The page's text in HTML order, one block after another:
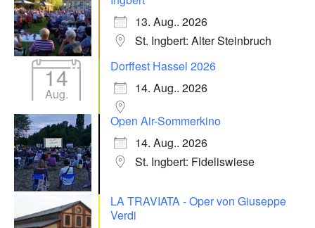
13. Aug.. 2026
St. Ingbert: Alter Steinbruch
14
Aug.
Dorffest Hassel 2026
14. Aug.. 2026
Open Air-Sommerkino
14. Aug.. 2026
St. Ingbert: Fideliswiese
LA TRAVIATA - Oper von Giuseppe
Verdi